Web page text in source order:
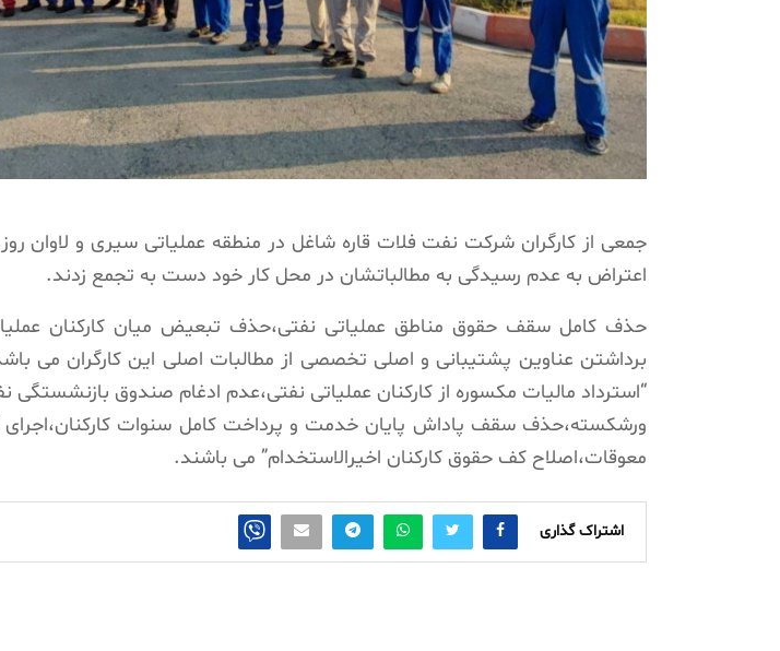
اعتراض به عدم رسیدگی به مطالباتشان در محل کار خود دست به تجمع زدند.
حذف کامل سقف حقوق مناطق عملیاتی نفتی،حذف تبعیض میان کارکنان
برداشتن عناوین پشتیبانی و اصلی تخصصی از مطالبات اصلی این کارگران می
“استرداد مالیات مکسوره از کارکنان عملیاتی نفتی،عدم ادغام صندوق
ورشکسته،حذف سقف پاداش پایان خدمت و پرداخت کامل سنوات کارکنان،اجرای
معوقات،اصلاح کف حقوق کارکنان اخیرالاستخدام” می باشند.
اشتراک گذاری